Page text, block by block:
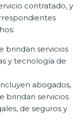
contratado, y
brindan servicios
y tecnología de
abogados,
brindan servicios
de seguros y